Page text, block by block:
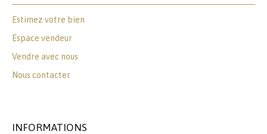
Estimez votre bien
Espace vendeur
Vendre avec nous
Nous contacter
INFORMATIONS